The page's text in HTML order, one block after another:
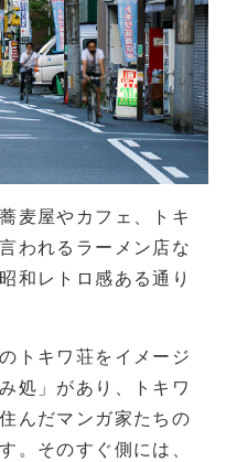
麦屋やカフェ、トキ
われるラーメン店な
和レトロ感ある通り
トキワ荘をイメージ
処」があり、トキワ
んだマンガ家たちの
。そのすぐ側には、